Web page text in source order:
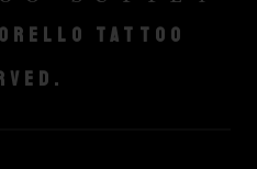
Tattoo